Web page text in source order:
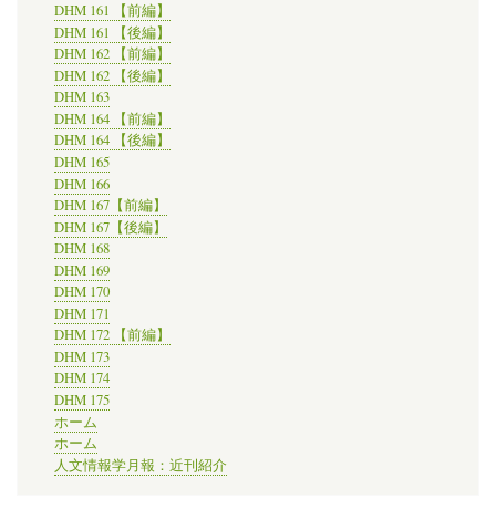
DHM 161 【前編】
DHM 161 【後編】
DHM 162 【前編】
DHM 162 【後編】
DHM 163
DHM 164 【前編】
DHM 164 【後編】
DHM 165
DHM 166
DHM 167【前編】
DHM 167【後編】
DHM 168
DHM 169
DHM 170
DHM 171
DHM 172 【前編】
DHM 173
DHM 174
DHM 175
ホーム
ホーム
人文情報学月報：近刊紹介